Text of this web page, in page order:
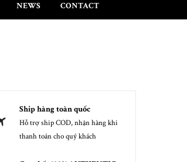
NEWS CONTACT
Ship hàng toàn quốc
Hỗ trợ ship COD, nhận hàng khi
thanh toán cho quý khách